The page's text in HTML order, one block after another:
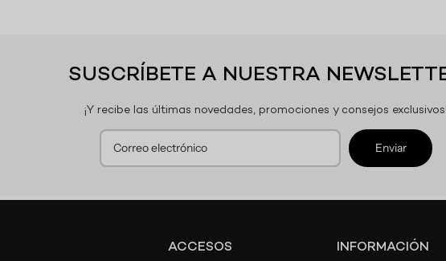
SUSCRÍBETE A NUESTRA
¡Y recibe las últimas novedades, promociones y consejos
Enviar
ACCESOS INFORMACIÓN